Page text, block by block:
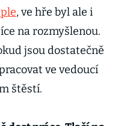
, ve hře byl ale i
na rozmyšlenou.
jsou dostatečně
ve vedoucí
štěstí.